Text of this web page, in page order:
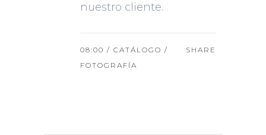
nuestro cliente.
08:00 / CATÁLOGO /
FOTOGRAFÍA
SHARE